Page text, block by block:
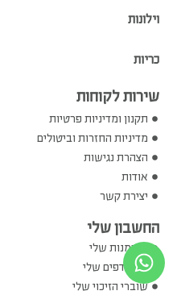
וילונות
כריות
שירות לקוחות
תקנון ומדיניות פרטיות
מדיניות החזרות וביטולים
הצהרת נגישות
אודות
יצירת קשר
החשבון שלי
ההזמנות שלי
המועדפים שלי
שוברי הזיכוי שלי